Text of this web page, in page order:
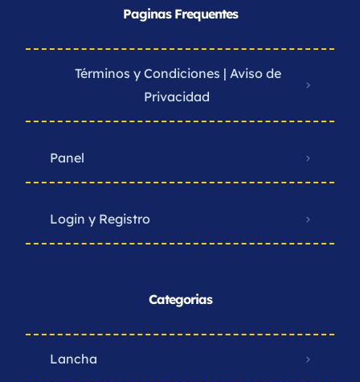
Paginas Frequentes
Términos y Condiciones | Aviso de
Privacidad ​
Panel
Login y Registro
Categorias
Lancha